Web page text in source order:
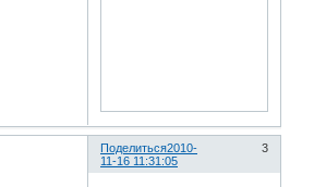
Поделиться 3
2010-
11-16 11:31:05